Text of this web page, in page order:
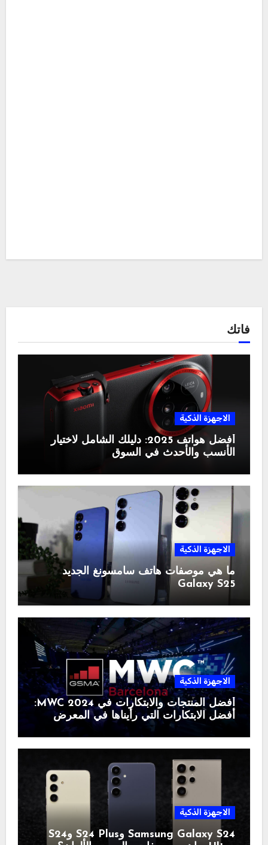
فاتك
الاجهزة الذكية
أفضل هواتف 2025: دليلك الشامل لاختيار
الأنسب والأحدث في السوق
الاجهزة الذكية
ما هي موصفات هاتف سامسونغ الجديد
Galaxy S25
الاجهزة الذكية
أفضل المنتجات والابتكارات في MWC 2024:
أفضل الابتكارات التي رأيناها في المعرض
الاجهزة الذكية
Samsung Galaxy S24 وS24 Plus وS24